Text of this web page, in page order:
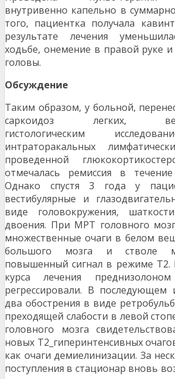
внутривенно капельно в
того, пациентка получала
результате лечения
ходьбе, онемение в правой руке
головы.
Обсуждение
Таким образом, у больной,
саркоидоз легких,
гистологическим
интраторакальных
прове­денной
отмеча­лась ремиссия в
Однако спустя 3 года у
вестибуляр­ные и
виде голо­вокружения,
двоения. При МРТ головного
множествен­ные очаги в белом
большого мозга и стволе
повышенный сиг­нал в режиме Т2.
курса лечения
регрессировали. В
два обострения в виде
преходящей слабости в левой
головного мозга
новых Т2_гиперинтенсивных
как очаги демиелинизации. За
поступления в стационар вновь